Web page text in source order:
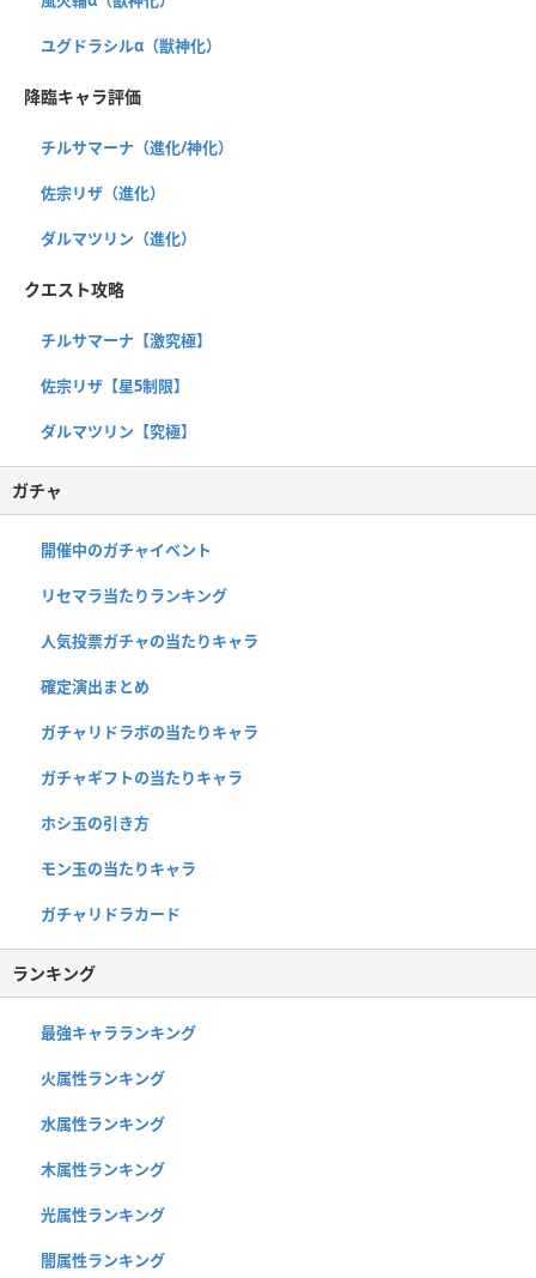
ユグドラシルα（獣神化）
降臨キャラ評価
チルサマーナ（進化/神化）
佐宗リザ（進化）
ダルマツリン（進化）
クエスト攻略
チルサマーナ【激究極】
佐宗リザ【星5制限】
ダルマツリン【究極】
ガチャ
開催中のガチャイベント
リセマラ当たりランキング
人気投票ガチャの当たりキャラ
確定演出まとめ
ガチャリドラボの当たりキャラ
ガチャギフトの当たりキャラ
ホシ玉の引き方
モン玉の当たりキャラ
ガチャリドラカード
ランキング
最強キャラランキング
火属性ランキング
水属性ランキング
木属性ランキング
光属性ランキング
闇属性ランキング